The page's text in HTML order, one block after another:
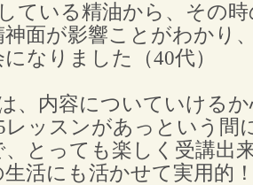
ている精油から、その
神面が影響ことがわかり
なりました（40代）
、内容についていける
レッスンがあっという間
、とっても楽しく受講出
活にも活かせて実用的